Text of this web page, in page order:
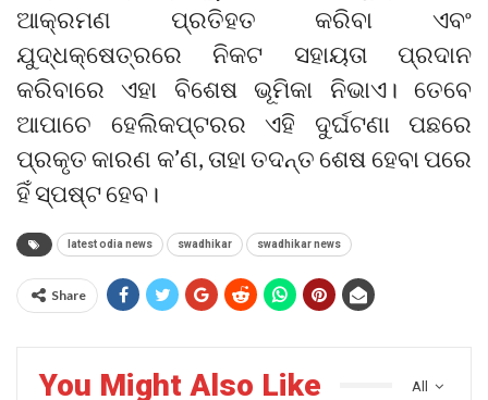
ଆକ୍ରମଣ ପ୍ରତିହତ କରିବା ଏବଂ
ଯୁଦ୍ଧକ୍ଷେତ୍ରରେ ନିକଟ ସହାୟତା ପ୍ରଦାନ
କରିବାରେ ଏହା ବିଶେଷ ଭୂମିକା ନିଭାଏ। ତେବେ
ଆପାଚେ ହେଲିକପ୍ଟରର ଏହି ଦୁର୍ଘଟଣା ପଛରେ
ପ୍ରକୃତ କାରଣ କ’ଣ, ତାହା ତଦନ୍ତ ଶେଷ ହେବା ପରେ
ହିଁ ସ୍ପଷ୍ଟ ହେବ।
latest odia news swadhikar swadhikar news
Share
All
You Might Also Like